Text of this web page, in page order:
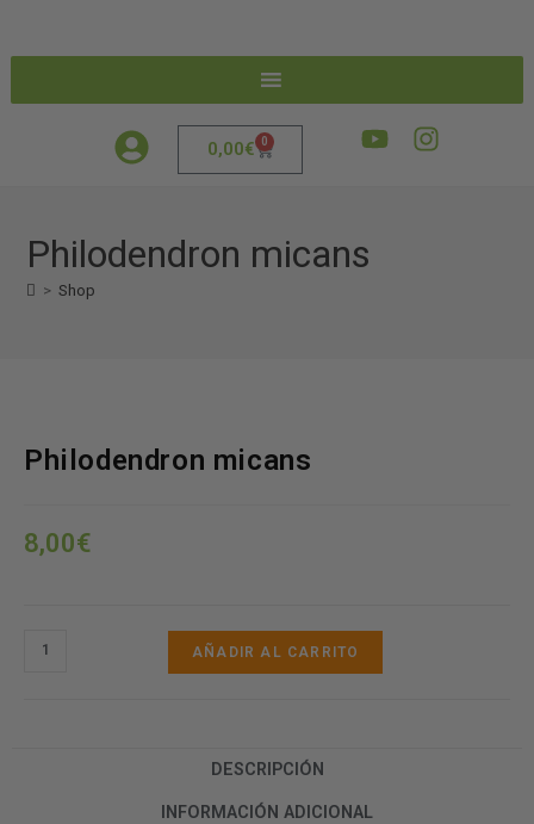
0,00€ 0
Philodendron micans
> Shop
Philodendron micans
8,00€
AÑADIR AL CARRITO
DESCRIPCIÓN
INFORMACIÓN ADICIONAL